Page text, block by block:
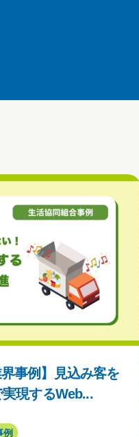
界事例】見込み客を
現するWeb...
例